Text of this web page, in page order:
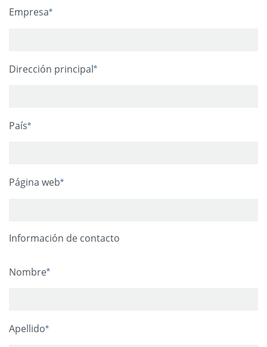
Empresa
Dirección principal
País
Página web
Información de contacto
Nombre
Apellido